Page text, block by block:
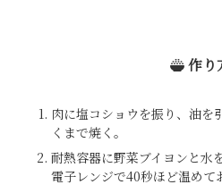
作り
肉に塩コショウを振り、油を
くまで焼く。
耐熱容器に野菜ブイヨンと水
電子レンジで40秒ほど温めて